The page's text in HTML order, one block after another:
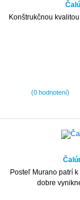
Konštrukčnou
(0 hodnotení)
Posteľ Murano patrí
dobre